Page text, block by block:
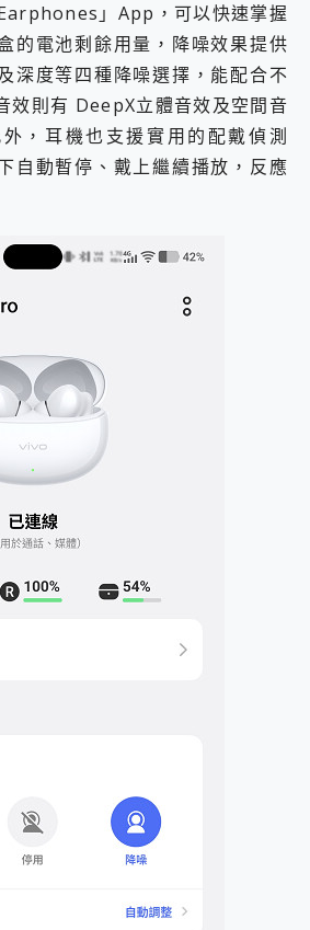
」App，可以快速掌握
的電池剩餘用量，降噪效果提供
深度等四種降噪選擇，能配合不
效則有 DeepX立體音效及空間音
，耳機也支援實用的配戴偵測
自動暫停、戴上繼續播放，反應